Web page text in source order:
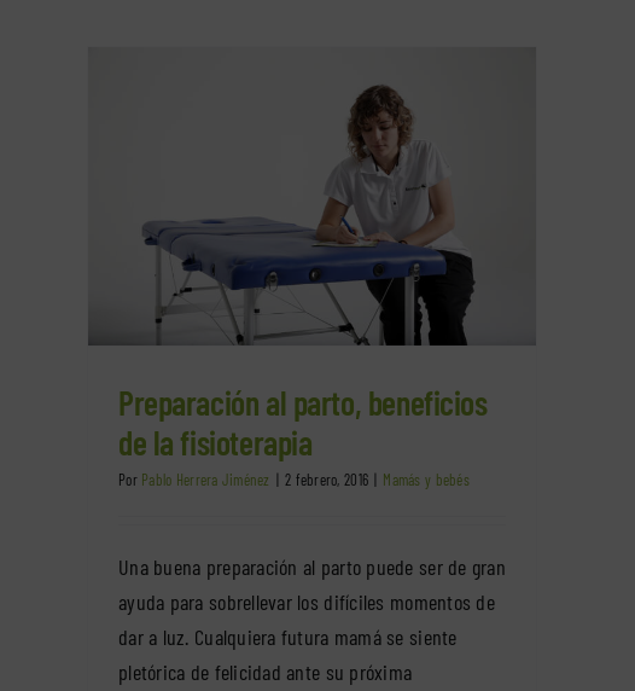
Preparación al parto, beneficios
de la fisioterapia
Por Pablo Herrera Jiménez 2 febrero, 2016 Mamás y bebés
Una buena preparación al parto puede ser de gran
ayuda para sobrellevar los difíciles momentos de
dar a luz. Cualquiera futura mamá se siente
pletórica de felicidad ante su próxima